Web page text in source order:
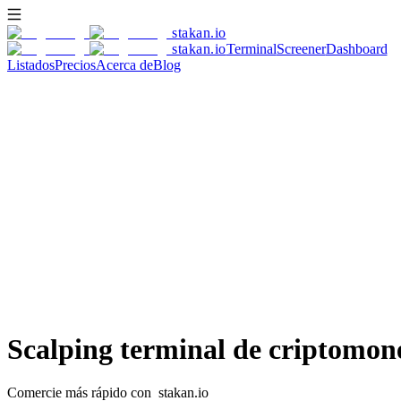
stakan.io
stakan.ioTerminalScreenerDashboard
ListadosPreciosAcerca deBlog
Scalping terminal de
Comercie más rápido con stakan.io